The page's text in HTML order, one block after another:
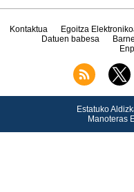
Kontaktua Egoitza
Datuen babesa
Estatuko
Manoteras